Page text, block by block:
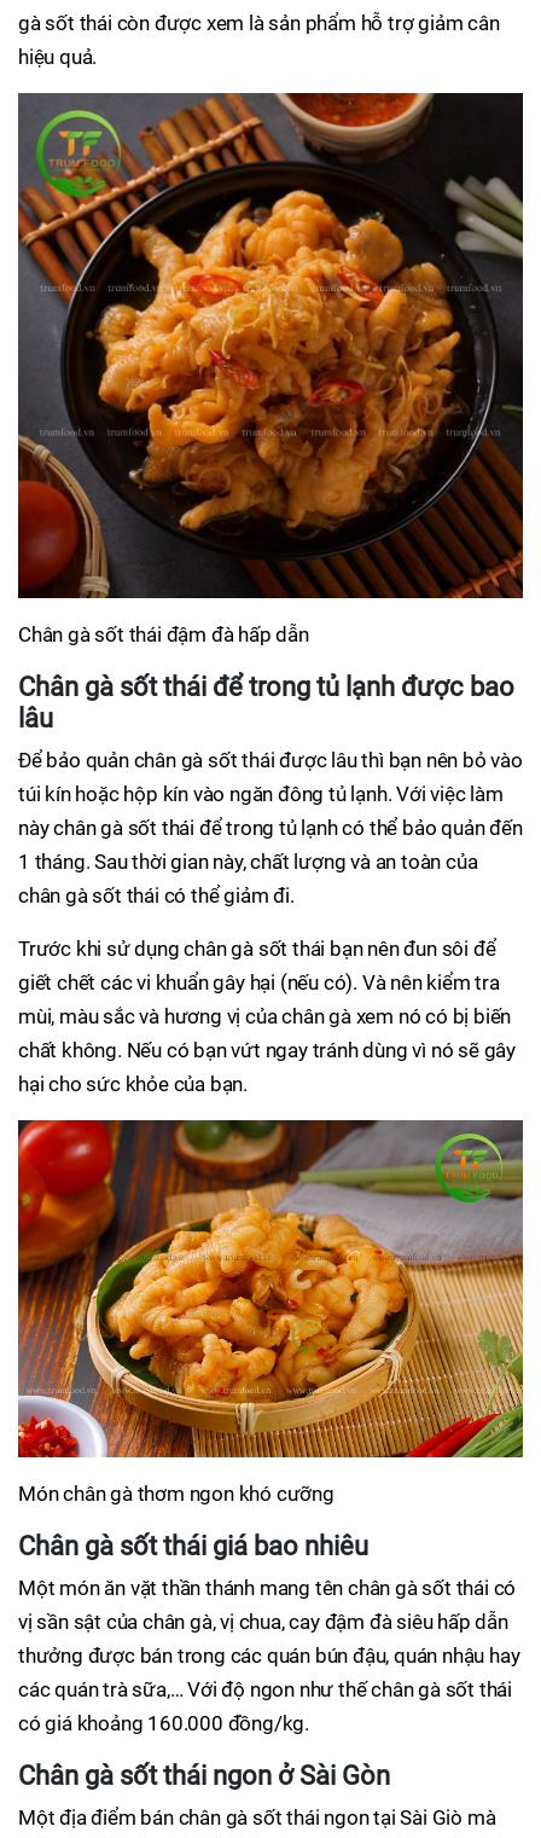
gà sốt thái còn được xem là sản phẩm hỗ trợ giảm cân
hiệu quả.
Chân gà sốt thái đậm đà hấp dẫn
Chân gà sốt thái để trong tủ lạnh được bao
lâu
Để bảo quản chân gà sốt thái được lâu thì bạn nên bỏ vào
túi kín hoặc hộp kín vào ngăn đông tủ lạnh. Với việc làm
này chân gà sốt thái để trong tủ lạnh có thể bảo quản đến
1 tháng. Sau thời gian này, chất lượng và an toàn của
chân gà sốt thái có thể giảm đi.
Trước khi sử dụng chân gà sốt thái bạn nên đun sôi để
giết chết các vi khuẩn gây hại (nếu có). Và nên kiểm tra
mùi, màu sắc và hương vị của chân gà xem nó có bị biến
chất không. Nếu có bạn vứt ngay tránh dùng vì nó sẽ gây
hại cho sức khỏe của bạn.
Món chân gà thơm ngon khó cưỡng
Chân gà sốt thái giá bao nhiêu
Một món ăn vặt thần thánh mang tên chân gà sốt thái có
vị sần sật của chân gà, vị chua, cay đậm đà siêu hấp dẫn
thưởng được bán trong các quán bún đậu, quán nhậu hay
các quán trà sữa,… Với độ ngon như thế chân gà sốt thái
có giá khoảng 160.000 đồng/kg.
Chân gà sốt thái ngon ở Sài Gòn
Một địa điểm bán chân gà sốt thái ngon tại Sài Giò mà